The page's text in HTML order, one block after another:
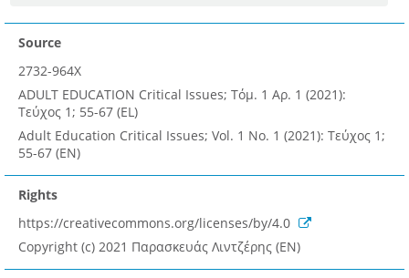
Source
2732-964X
ADULT EDUCATION Critical Issues; Τόμ. 1 Αρ. 1 (2021):
Τεύχος 1; 55-67 (EL)
Adult Education Critical Issues; Vol. 1 No. 1 (2021): Τεύχος 1;
55-67 (EN)
Rights
https://creativecommons.org/licenses/by/4.0
Copyright (c) 2021 Παρασκευάς Λιντζέρης (EN)